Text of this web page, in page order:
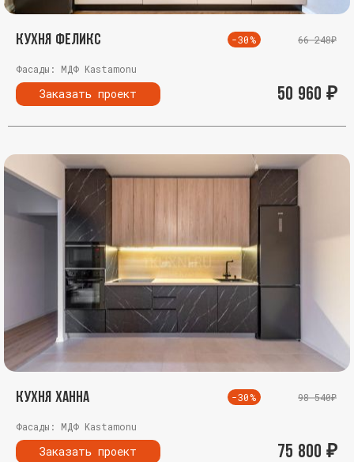
Кухня Феликс -30% 66 248₽
Фасады: МДФ Kastamonu
Заказать проект 50 960 ₽
Кухня Ханна -30% 98 540₽
Фасады: МДФ Kastamonu
Заказать проект 75 800 ₽